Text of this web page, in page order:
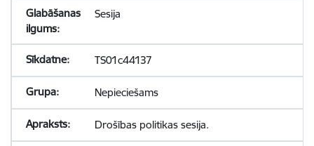
Sesija
TS01c44137
Nepieciešams
Drošības politikas sesija.